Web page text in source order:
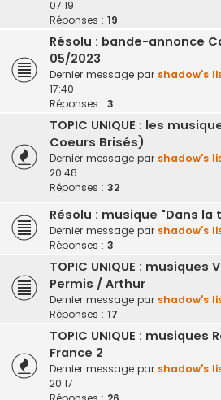
07:19
Réponses : 19
Résolu : bande-annonce
05/2023
Dernier message par shadow's
17:40
Réponses : 3
TOPIC UNIQUE : les
Coeurs Brisés)
Dernier message par shadow's
20:48
Réponses : 32
Résolu : musique "Dans la
Dernier message par shadow's
Réponses : 3
TOPIC UNIQUE : musiques
Permis / Arthur
Dernier message par shadow's
Réponses : 17
TOPIC UNIQUE : musiques
France 2
Dernier message par shadow's
20:17